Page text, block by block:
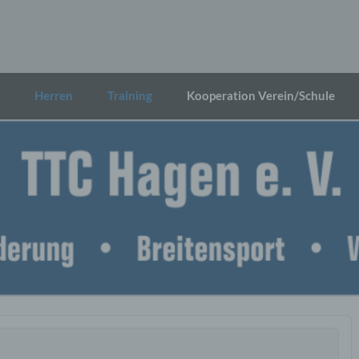
Herren Training Kooperation Verein/Schule